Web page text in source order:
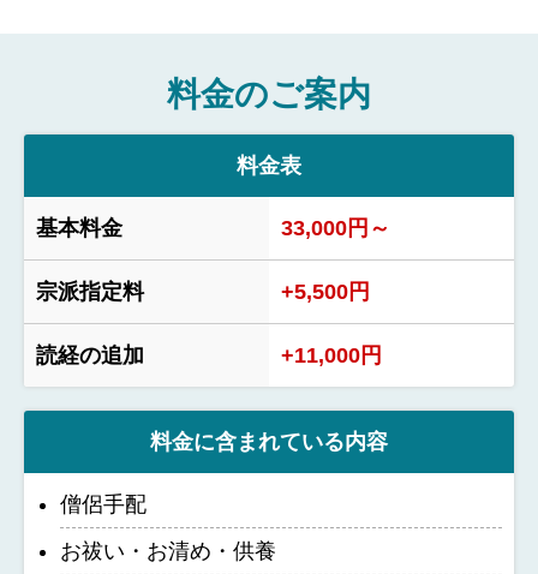
料金のご案内
料金表
基本料金 33,000円～
宗派指定料 +5,500円
読経の追加 +11,000円
料金に含まれている内容
僧侶手配
お祓い・お清め・供養